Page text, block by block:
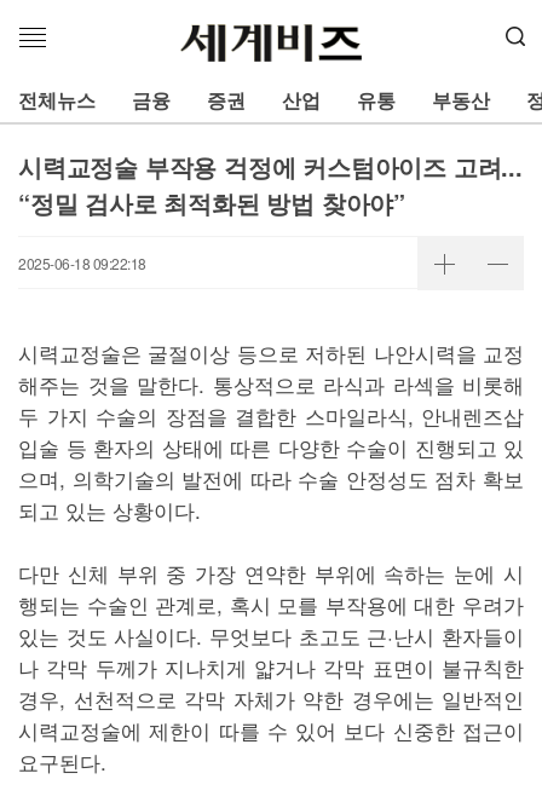
메
열
기
전체뉴스 금융 증권 산업 유통 부동산
시력교정술 부작용 걱정에 커스텀아이즈 고려...
“정밀 검사로 최적화된 방법 찾아야”
2025-06-18 09:22:18
시력교정술은 굴절이상 등으로 저하된 나안시력을 교정
해주는 것을 말한다. 통상적으로 라식과 라섹을 비롯해
두 가지 수술의 장점을 결합한 스마일라식, 안내렌즈삽
입술 등 환자의 상태에 따른 다양한 수술이 진행되고 있
으며, 의학기술의 발전에 따라 수술 안정성도 점차 확보
되고 있는 상황이다.
다만 신체 부위 중 가장 연약한 부위에 속하는 눈에 시
행되는 수술인 관계로, 혹시 모를 부작용에 대한 우려가
있는 것도 사실이다. 무엇보다 초고도 근·난시 환자들이
나 각막 두께가 지나치게 얇거나 각막 표면이 불규칙한
경우, 선천적으로 각막 자체가 약한 경우에는 일반적인
시력교정술에 제한이 따를 수 있어 보다 신중한 접근이
요구된다.